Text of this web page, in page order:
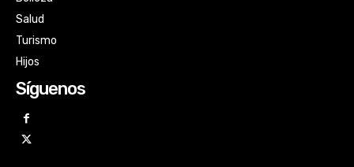
Salud
Turismo
Hijos
Síguenos